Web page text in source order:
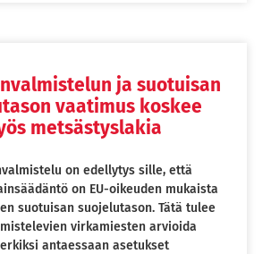
ja suotuisan
vaatimus koskee
metsästyslakia
on edellytys sille, että
on EU-oikeuden mukaista
suotuisan suojelutason. Tätä tulee
virkamiesten arvioida
antaessaan asetukset